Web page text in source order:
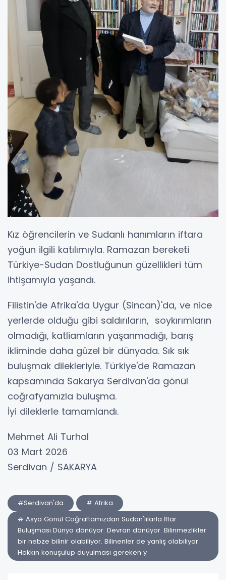
Kız öğrencilerin ve Sudanlı hanımların iftara
yoğun ilgili katılımıyla. Ramazan bereketi
Türkiye-Sudan Dostluğunun güzellikleri tüm
ihtişamıyla yaşandı.
Filistin'de Afrika'da Uygur (Sincan)'da, ve nice
yerlerde olduğu gibi saldırıların, soykırımların
olmadığı, katliamların yaşanmadığı, barış
ikliminde daha güzel bir dünyada. Sık sık
buluşmak dilekleriyle. Türkiye'de Ramazan
kapsamında Sakarya Serdivan'da gönül
coğrafyamızla buluşma.
İyi dileklerle tamamlandı.
Mehmet Ali Turhal
03 Mart 2026
Serdivan / SAKARYA
#Serdivan'da
# Afrika
# Asya Gönül Coğraftamızdan Sudan'lılarla İftar
Buluşması Dünya dönüyor. Devran dönüyor. Bilinmezlikler
bir nebze bilinir olabiliyor. Bilinenler de yanlış olabiliyor.
Hakkın konuşulup duyulması gereken y